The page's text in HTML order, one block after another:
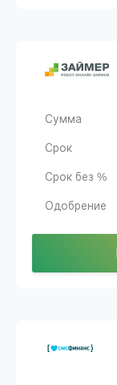
Сумма
Срок
Срок без %
Одобрение